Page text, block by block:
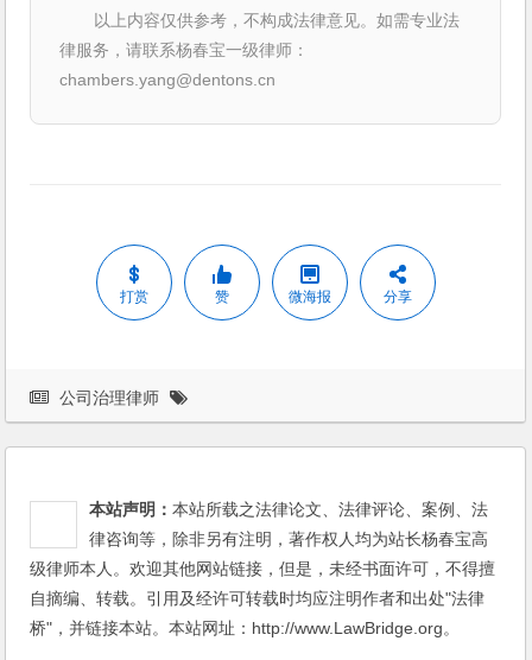
以上内容仅供参考，不构成法律意见。如需专业法
律服务，请联系杨春宝一级律师：
chambers.yang@dentons.cn
打赏 赞 微海报 分享
公司治理律师
本站声明：本站所载之法律论文、法律评论、案例、法
律咨询等，除非另有注明，著作权人均为站长杨春宝高
级律师本人。欢迎其他网站链接，但是，未经书面许可，不得擅
自摘编、转载。引用及经许可转载时均应注明作者和出处"法律
桥"，并链接本站。本站网址：http://www.LawBridge.org。